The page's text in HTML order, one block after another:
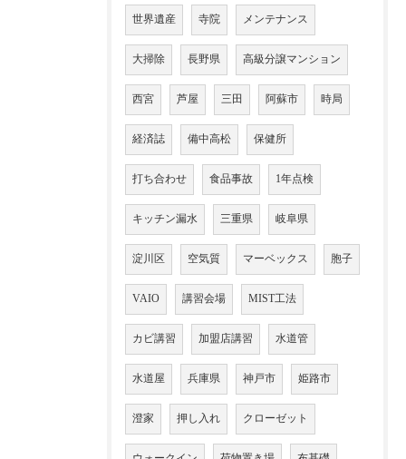
世界遺産 寺院 メンテナンス
大掃除 長野県 高級分譲マンション
西宮 芦屋 三田 阿蘇市 時局
経済誌 備中高松 保健所
打ち合わせ 食品事故 1年点検
キッチン漏水 三重県 岐阜県
淀川区 空気質 マーベックス 胞子
VAIO 講習会場 MIST工法
カビ講習 加盟店講習 水道管
水道屋 兵庫県 神戸市 姫路市
澄家 押し入れ クローゼット